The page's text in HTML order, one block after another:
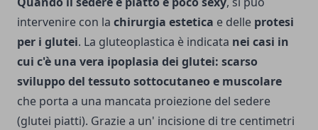
intervenire con la chirurgia estetica e delle protesi
per i glutei. La gluteoplastica è indicata nei casi in
cui c'è una vera ipoplasia dei glutei: scarso
sviluppo del tessuto sottocutaneo e muscolare
che porta a una mancata proiezione del sedere
(glutei piatti). Grazie a un' incisione di tre centimetri